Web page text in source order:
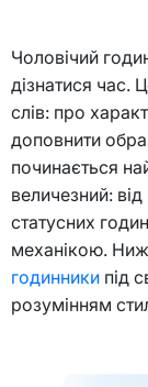
Чоловічий
дізнатися час.
слів: про
доповнити
починається
величезний:
статусних
механікою.
годинники під
розумінням